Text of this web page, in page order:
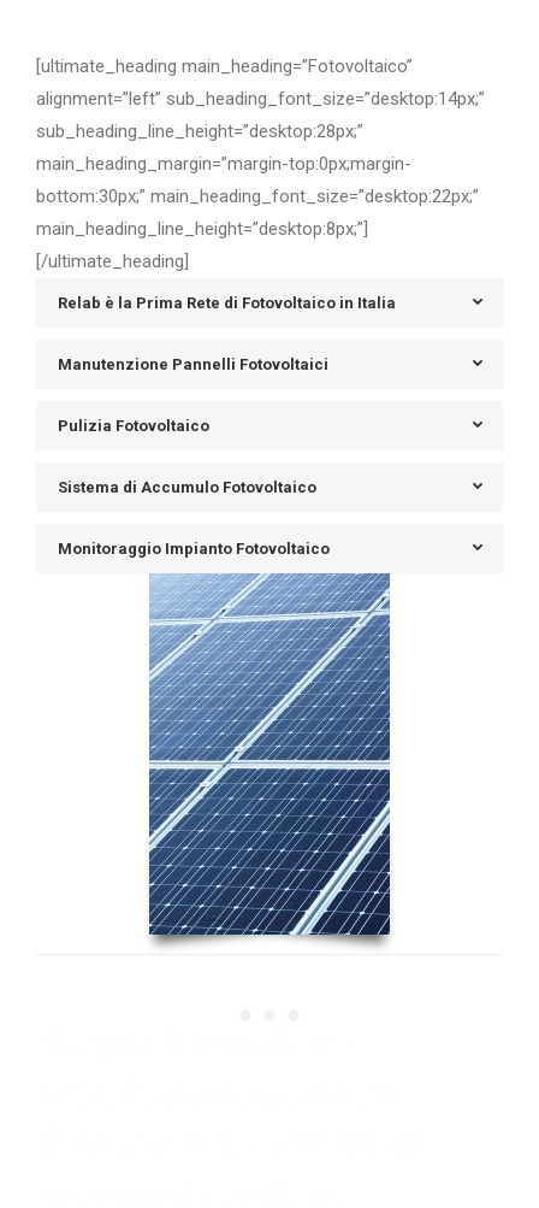
[ultimate_heading main_heading=”Fotovoltaico”
alignment=”left” sub_heading_font_size=”desktop:14px;”
sub_heading_line_height=”desktop:28px;”
main_heading_margin=”margin-top:0px;margin-
bottom:30px;” main_heading_font_size=”desktop:22px;”
main_heading_line_height=”desktop:8px;”]
[/ultimate_heading]
Relab è la Prima Rete di Fotovoltaico in Italia
Manutenzione Pannelli Fotovoltaici
Pulizia Fotovoltaico
Sistema di Accumulo Fotovoltaico
Monitoraggio Impianto Fotovoltaico